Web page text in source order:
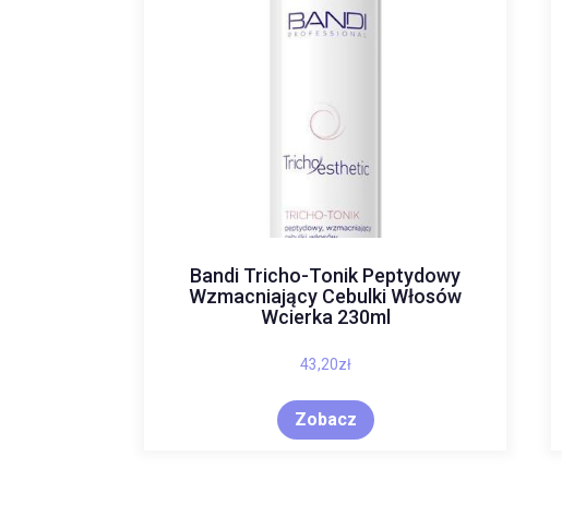
Bandi Tricho-Tonik Peptydowy
Wzmacniający Cebulki Włosów
Wcierka 230ml
43,20zł
Zobacz